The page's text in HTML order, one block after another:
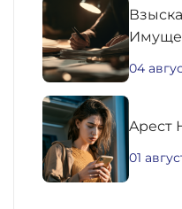
04
Aрест
01